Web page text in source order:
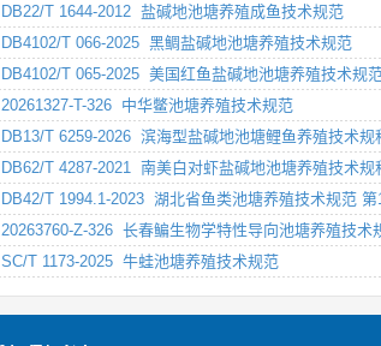
DB22/T 1644-2012 盐碱地池塘养殖成鱼技术规范
DB4102/T 066-2025 黑鲷盐碱地池塘养殖技术规范
DB4102/T 065-2025 美国红鱼盐碱地池塘养殖技术规
20261327-T-326 中华鳖池塘养殖技术规范
DB13/T 6259-2026 滨海型盐碱地池塘鲤鱼养殖技术规
DB62/T 4287-2021 南美白对虾盐碱地池塘养殖技术规
DB42/T 1994.1-2023 湖北省鱼类池塘养殖技术规范
20263760-Z-326 长春鳊生物学特性导向池塘养殖技术
SC/T 1173-2025 牛蛙池塘养殖技术规范